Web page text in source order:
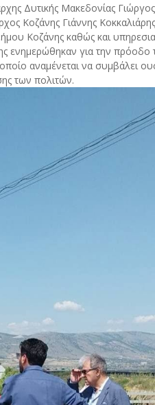
Δυτικής Μακεδονίας
Κοζάνης Γιάννης
Κοζάνης καθώς και
ενημερώθηκαν για την
αναμένεται να συμβάλει
των πολιτών.